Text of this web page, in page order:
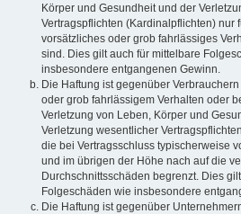
Körper und Gesundheit und der
Vertragspflichten (Kardinalpflichten) nur
vorsätzliches oder grob fahrlässiges
sind. Dies gilt auch für mittelbare
insbesondere entgangenen Gewinn.
Die Haftung ist gegenüber
oder grob fahrlässigem Verhalten oder
Verletzung von Leben, Körper und
Verletzung wesentlicher
die bei Vertragsschluss typischerweise
und im übrigen der Höhe nach auf die
Durchschnittsschäden begrenzt. Dies
Folgeschäden wie insbesondere
Die Haftung ist gegenüber